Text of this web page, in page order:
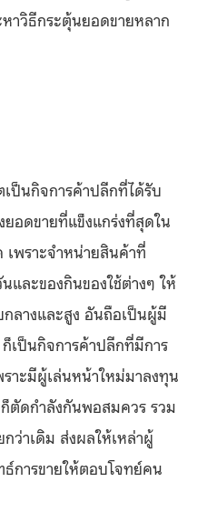
าวิธีกระตุ้นยอดขายหลาก
เป็นกิจการค้าปลีกที่ได้รับ
อดขายที่แข็งแกร่งที่สุดใน
พราะจำหน่ายสินค้าที่
และของกินของใช้ต่างๆ ให้
ลางและสูง อันถือเป็นผู้มี
เป็นกิจการค้าปลีกที่มีการ
าะมีผู้เล่นหน้าใหม่มาลงทุน
ตัดกำลังกันพอสมควร รวม
ว่าเดิม ส่งผลให้เหล่าผู้
การขายให้ตอบโจทย์คน